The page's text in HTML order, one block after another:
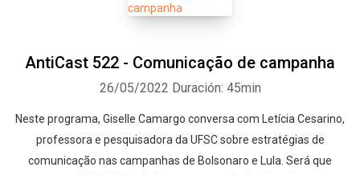
AntiCast 522 - Comunicação de campanha
26/05/2022 Duración: 45min
Neste programa, Giselle Camargo conversa com Letícia Cesarino,
professora e pesquisadora da UFSC sobre estratégias de
comunicação nas campanhas de Bolsonaro e Lula. Será que